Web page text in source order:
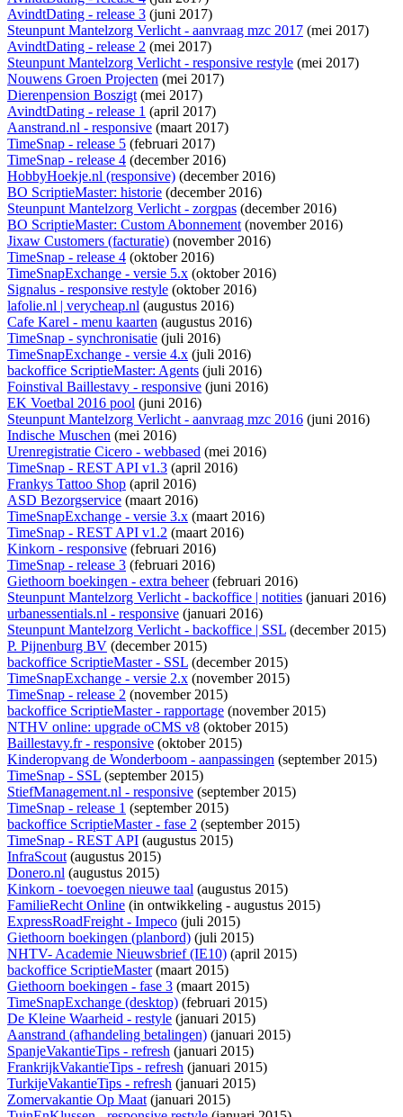
AvindtDating - release 3 (juni 2017)
Steunpunt Mantelzorg Verlicht - aanvraag mzc 2017 (mei 2017)
AvindtDating - release 2 (mei 2017)
Steunpunt Mantelzorg Verlicht - responsive restyle (mei 2017)
Nouwens Groen Projecten (mei 2017)
Dierenpension Boszigt(mei 2017)
AvindtDating - release 1 (april 2017)
Aanstrand.nl - responsive (maart 2017)
TimeSnap - release 5 (februari 2017)
TimeSnap - release 4 (december 2016)
HobbyHoekje.nl (responsive) (december 2016)
BO ScriptieMaster: historie (december 2016)
Steunpunt Mantelzorg Verlicht - zorgpas (december 2016)
BO ScriptieMaster: Custom Abonnement(november 2016)
Jixaw Customers (facturatie) (november 2016)
TimeSnap - release 4 (oktober 2016)
TimeSnapExchange - versie 5.x (oktober 2016)
Signalus - responsive restyle (oktober 2016)
lafolie.nl | verycheap.nl (augustus 2016)
Cafe Karel - menu kaarten (augustus 2016)
TimeSnap - synchronisatie (juli 2016)
TimeSnapExchange - versie 4.x (juli 2016)
backoffice ScriptieMaster: Agents (juli 2016)
Foinstival Baillestavy - responsive (juni 2016)
EK Voetbal 2016 pool (juni 2016)
Steunpunt Mantelzorg Verlicht - aanvraag mzc 2016 (juni 2016)
Indische Muschen (mei 2016)
Urenregistratie Cicero - webbased (mei 2016)
TimeSnap - REST API v1.3 (april 2016)
Frankys Tattoo Shop (april 2016)
ASD Bezorgservice (maart 2016)
TimeSnapExchange - versie 3.x (maart 2016)
TimeSnap - REST API v1.2 (maart 2016)
Kinkorn - responsive (februari 2016)
TimeSnap - release 3 (februari 2016)
Giethoorn boekingen - extra beheer(februari 2016)
Steunpunt Mantelzorg Verlicht - backoffice | notities (januari 2016)
urbanessentials.nl - responsive (januari 2016)
Steunpunt Mantelzorg Verlicht - backoffice | SSL (december 2015)
P. Pijnenburg BV (december 2015)
backoffice ScriptieMaster - SSL (december 2015)
TimeSnapExchange - versie 2.x (november 2015)
TimeSnap - release 2 (november 2015)
backoffice ScriptieMaster - rapportage (november 2015)
NTHV online: upgrade oCMS v8 (oktober 2015)
Baillestavy.fr - responsive (oktober 2015)
Kinderopvang de Wonderboom - aanpassingen (september 2015)
TimeSnap - SSL (september 2015)
StiefManagement.nl - responsive (september 2015)
TimeSnap - release 1 (september 2015)
backoffice ScriptieMaster - fase 2 (september 2015)
TimeSnap - REST API (augustus 2015)
InfraScout(augustus 2015)
Donero.nl (augustus 2015)
Kinkorn - toevoegen nieuwe taal (augustus 2015)
FamilieRecht Online (in ontwikkeling - augustus 2015)
ExpressRoadFreight - Impeco (juli 2015)
Giethoorn boekingen (planbord) (juli 2015)
NHTV- Academie Nieuwsbrief (IE10) (april 2015)
backoffice ScriptieMaster(maart 2015)
Giethoorn boekingen - fase 3 (maart 2015)
TimeSnapExchange (desktop) (februari 2015)
De Kleine Waarheid - restyle (januari 2015)
Aanstrand (afhandeling betalingen) (januari 2015)
SpanjeVakantieTips - refresh (januari 2015)
FrankrijkVakantieTips - refresh (januari 2015)
TurkijeVakantieTips - refresh (januari 2015)
Zomervakantie Op Maat(januari 2015)